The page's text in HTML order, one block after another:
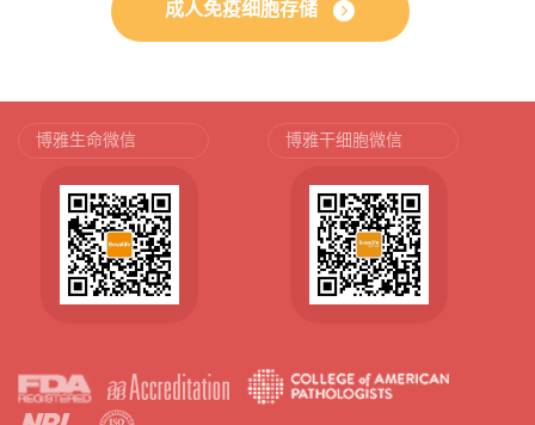
成人免疫细胞存储
博雅生命微信 博雅干细胞微信